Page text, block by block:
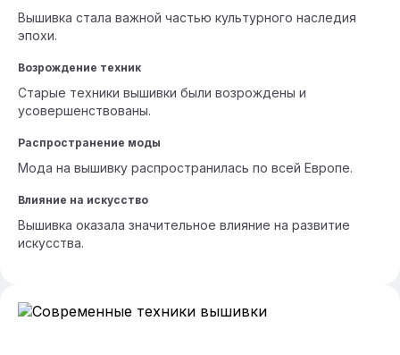
Вышивка стала важной частью культурного наследия
эпохи.
Возрождение техник
Старые техники вышивки были возрождены и
усовершенствованы.
Распространение моды
Мода на вышивку распространилась по всей Европе.
Влияние на искусство
Вышивка оказала значительное влияние на развитие
искусства.